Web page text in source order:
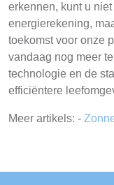
erkennen, kunt u
energierekening,
toekomst voor onze
vandaag nog meer
technologie en de
efficiëntere
Meer artikels: -